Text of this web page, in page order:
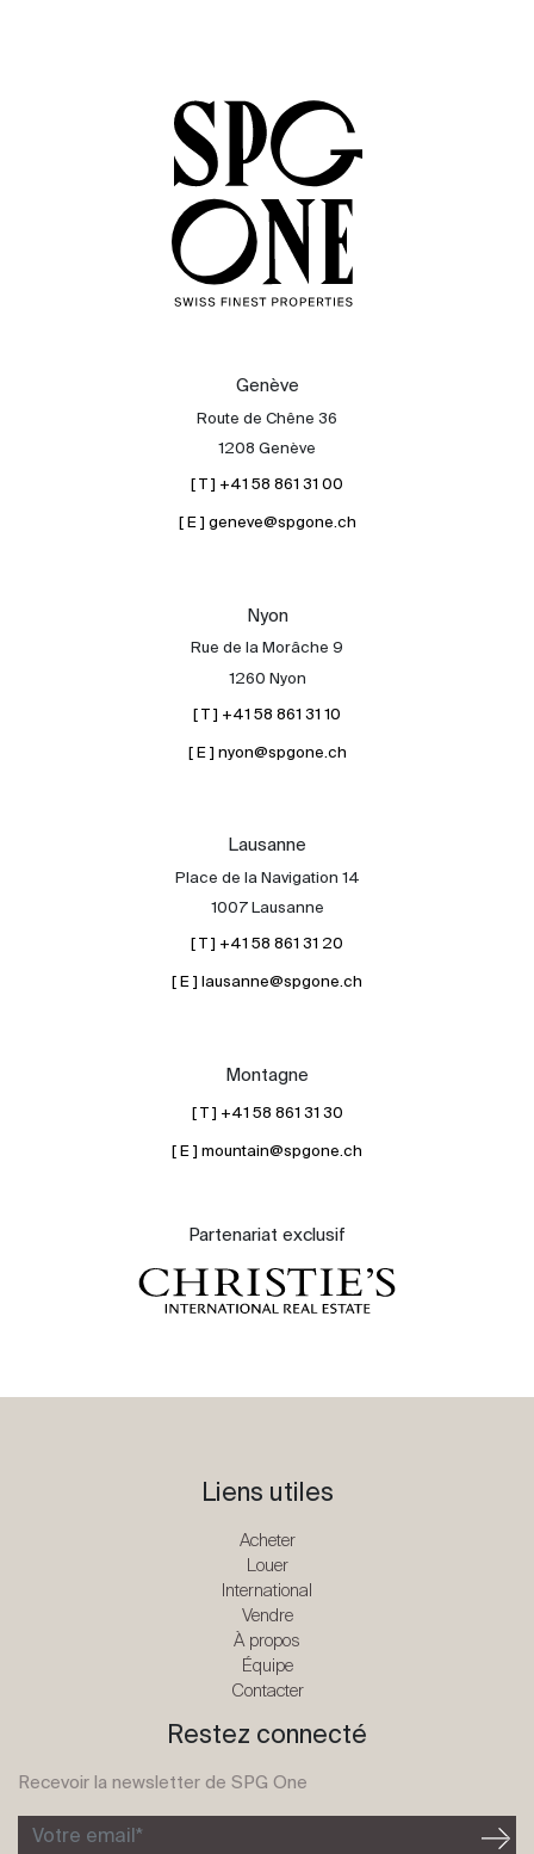
Genève
Route de Chêne 36
1208 Genève
[ T ] +41 58 861 31 00
[ E ] geneve@spgone.ch
Nyon
Rue de la Morâche 9
1260 Nyon
[ T ] +41 58 861 31 10
[ E ] nyon@spgone.ch
Lausanne
Place de la Navigation 14
1007 Lausanne
[ T ] +41 58 861 31 20
[ E ] lausanne@spgone.ch
Montagne
[ T ] +41 58 861 31 30
[ E ] mountain@spgone.ch
Partenariat exclusif
Liens utiles
Acheter
Louer
International
Vendre
À propos
Équipe
Contacter
Restez connecté
Recevoir la newsletter de SPG One
Votre email*